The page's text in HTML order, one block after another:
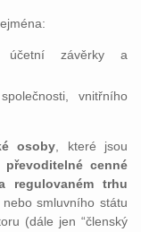
účetní závěrky a
vnitřního
osoby , které jsou
převoditelné cenné
regulovaném trhu
smluvního státu
(dále jen “členský